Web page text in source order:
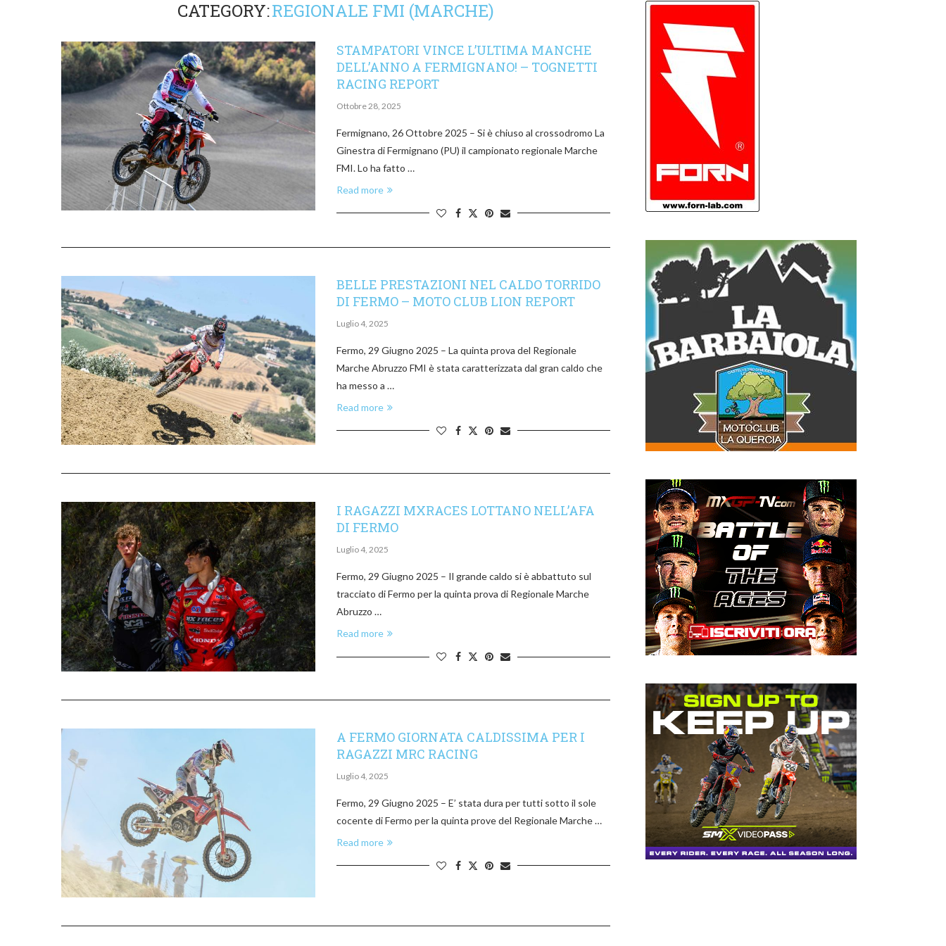
CATEGORY:REGIONALE FMI (MARCHE)
STAMPATORI VINCE L’ULTIMA MANCHE
DELL’ANNO A FERMIGNANO! – TOGNETTI
RACING REPORT
Ottobre 28, 2025
Fermignano, 26 Ottobre 2025 – Si è chiuso al crossodromo La
Ginestra di Fermignano (PU) il campionato regionale Marche
FMI. Lo ha fatto …
Read more
BELLE PRESTAZIONI NEL CALDO TORRIDO
DI FERMO – MOTO CLUB LION REPORT
Luglio 4, 2025
Fermo, 29 Giugno 2025 – La quinta prova del Regionale
Marche Abruzzo FMI è stata caratterizzata dal gran caldo che
ha messo a …
Read more
I RAGAZZI MXRACES LOTTANO NELL’AFA
DI FERMO
Luglio 4, 2025
Fermo, 29 Giugno 2025 – Il grande caldo si è abbattuto sul
tracciato di Fermo per la quinta prova di Regionale Marche
Abruzzo …
Read more
A FERMO GIORNATA CALDISSIMA PER I
RAGAZZI MRC RACING
Luglio 4, 2025
Fermo, 29 Giugno 2025 – E’ stata dura per tutti sotto il sole
cocente di Fermo per la quinta prove del Regionale Marche …
Read more